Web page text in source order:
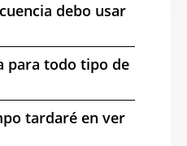
debo usar
para todo tipo de
tardaré en ver